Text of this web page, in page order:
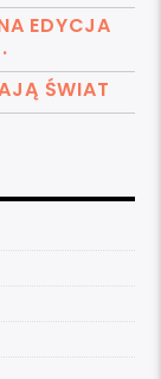
EDYCJA
ŚWIAT